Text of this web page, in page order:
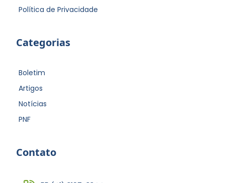
Política de Privacidade
Categorias
Boletim
Artigos
Notícias
PNF
Contato